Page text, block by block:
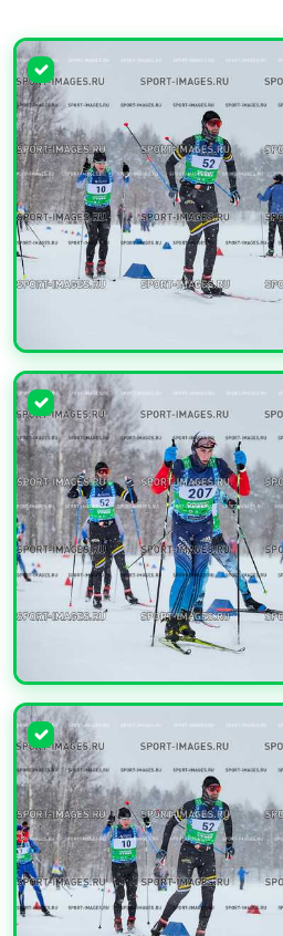
УВЕЛИЧИТЬ
УВЕЛИЧИТЬ